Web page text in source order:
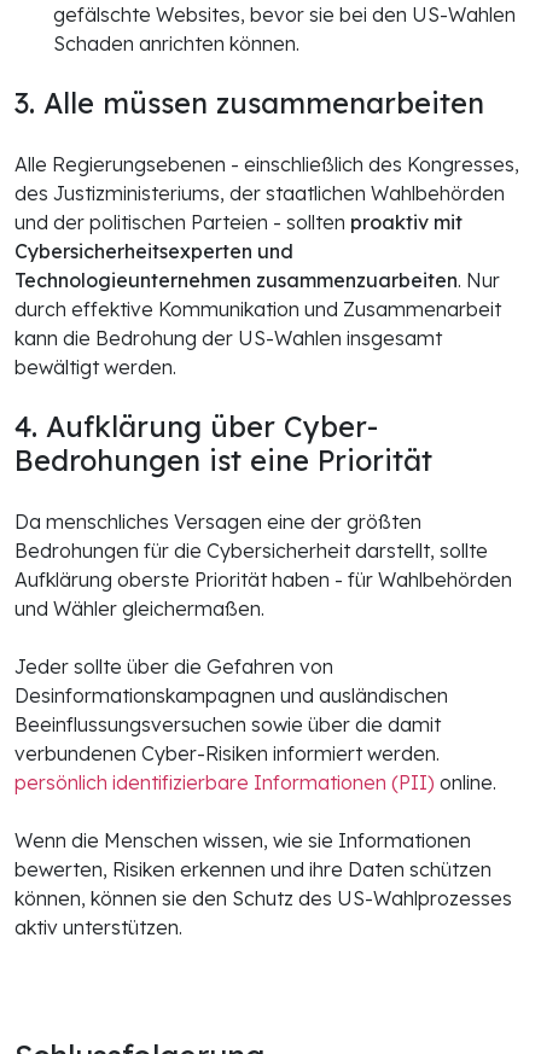
gefälschte Websites, bevor sie bei den US-Wahlen
Schaden anrichten können.
3. Alle müssen zusammenarbeiten
Alle Regierungsebenen - einschließlich des Kongresses,
des Justizministeriums, der staatlichen Wahlbehörden
und der politischen Parteien - sollten proaktiv mit
Cybersicherheitsexperten und
Technologieunternehmen zusammenzuarbeiten. Nur
durch effektive Kommunikation und Zusammenarbeit
kann die Bedrohung der US-Wahlen insgesamt
bewältigt werden.
4. Aufklärung über Cyber-
Bedrohungen ist eine Priorität
Da menschliches Versagen eine der größten
Bedrohungen für die Cybersicherheit darstellt, sollte
Aufklärung oberste Priorität haben - für Wahlbehörden
und Wähler gleichermaßen.
Jeder sollte über die Gefahren von
Desinformationskampagnen und ausländischen
Beeinflussungsversuchen sowie über die damit
verbundenen Cyber-Risiken informiert werden.
persönlich identifizierbare Informationen (PII) online.
Wenn die Menschen wissen, wie sie Informationen
bewerten, Risiken erkennen und ihre Daten schützen
können, können sie den Schutz des US-Wahlprozesses
aktiv unterstützen.